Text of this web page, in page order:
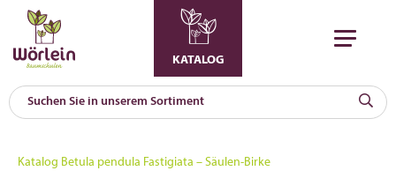
KATALOG
Katalog Betula pendula Fastigiata – Säulen-Birke